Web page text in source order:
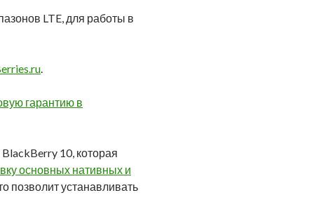
LTE, для работы в
.
гарантию в
10, которая
основных нативных и
позволит устанавливать